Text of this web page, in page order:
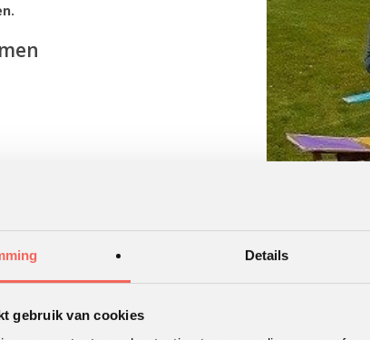
Details
gebruik van cookies